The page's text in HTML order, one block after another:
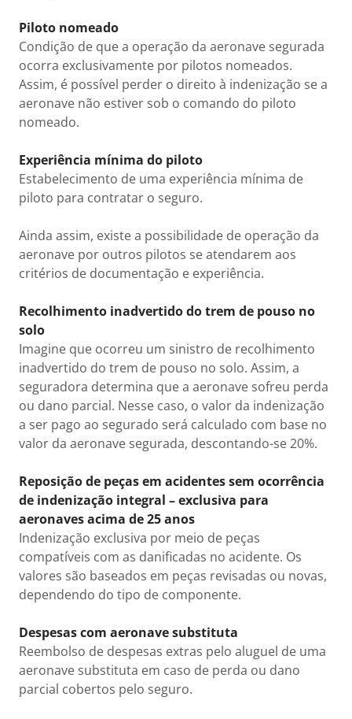
Piloto nomeado
Condição de que a operação da aeronave segurada
ocorra exclusivamente por pilotos nomeados.
Assim, é possível perder o direito à indenização se a
aeronave não estiver sob o comando do piloto
nomeado.
Experiência mínima do piloto
Estabelecimento de uma experiência mínima de
piloto para contratar o seguro.
Ainda assim, existe a possibilidade de operação da
aeronave por outros pilotos se atendarem aos
critérios de documentação e experiência.
Recolhimento inadvertido do trem de pouso no
solo
Imagine que ocorreu um sinistro de recolhimento
inadvertido do trem de pouso no solo. Assim, a
seguradora determina que a aeronave sofreu perda
ou dano parcial. Nesse caso, o valor da indenização
a ser pago ao segurado será calculado com base no
valor da aeronave segurada, descontando-se 20%.
Reposição de peças em acidentes sem ocorrência
de indenização integral – exclusiva para
aeronaves acima de 25 anos
Indenização exclusiva por meio de peças
compatíveis com as danificadas no acidente. Os
valores são baseados em peças revisadas ou novas,
dependendo do tipo de componente.
Despesas com aeronave substituta
Reembolso de despesas extras pelo aluguel de uma
aeronave substituta em caso de perda ou dano
parcial cobertos pelo seguro.